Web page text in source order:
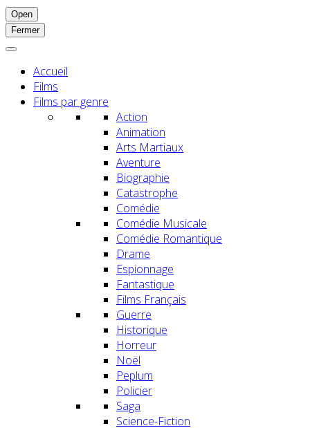
Open
Fermer
Accueil
Films
Films par genre
Action
Animation
Arts Martiaux
Aventure
Biographie
Catastrophe
Comédie
Comédie Musicale
Comédie Romantique
Drame
Espionnage
Fantastique
Films Français
Guerre
Historique
Horreur
Noël
Peplum
Policier
Saga
Science-Fiction